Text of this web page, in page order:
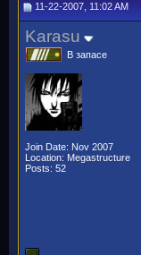
11-22-2007, 11:02 AM
Karasu
В запасе
Join Date: Nov 2007
Location: Megastructure
Posts: 52